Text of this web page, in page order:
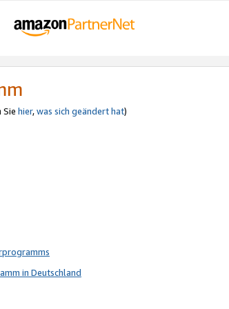
hier,was sich geändert hat)
in Deutschland